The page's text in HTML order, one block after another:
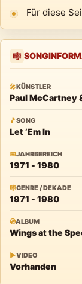
Für diese
🎼
🎤KÜNSTLER
Paul McCartney
🎵SONG
Let ’Em In
📅JAHRBEREICH
1971 - 1980
🎼GENRE / DEKADE
1971 - 1980
💿ALBUM
▶VIDEO
Vorhanden